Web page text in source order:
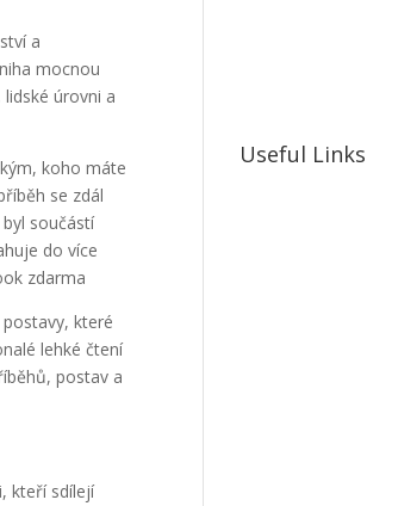
a
mocnou
úrovni a
koho máte
se zdál
součástí
do více
zdarma
které
lehké čtení
postav a
kteří sdílejí
Useful Links